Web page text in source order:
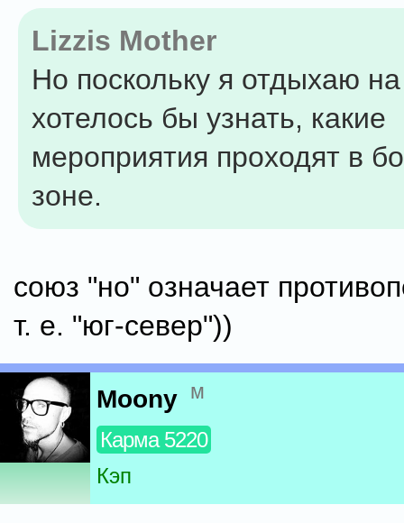
Lizzis Mother
Но поскольку я отдыхаю
хотелось бы узнать, какие
мероприятия проходят в
зоне.
союз "но" означает
т. е. "юг-север"))
Moony м
Карма 5220
Кэп